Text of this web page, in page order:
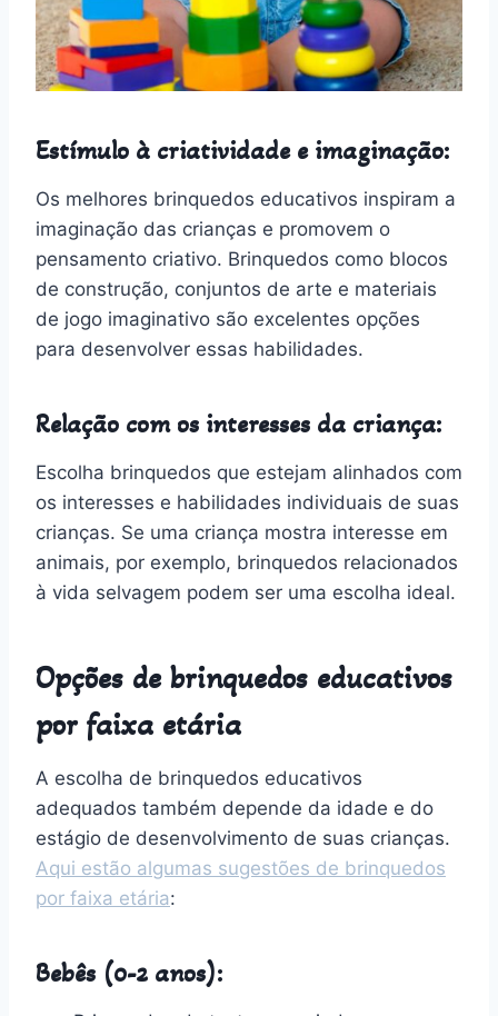
Estímulo à criatividade e imaginação:
Os melhores brinquedos educativos inspiram a
imaginação das crianças e promovem o
pensamento criativo. Brinquedos como blocos
de construção, conjuntos de arte e materiais
de jogo imaginativo são excelentes opções
para desenvolver essas habilidades.
Relação com os interesses da criança:
Escolha brinquedos que estejam alinhados com
os interesses e habilidades individuais de suas
crianças. Se uma criança mostra interesse em
animais, por exemplo, brinquedos relacionados
à vida selvagem podem ser uma escolha ideal.
Opções de brinquedos educativos
por faixa etária
A escolha de brinquedos educativos
adequados também depende da idade e do
estágio de desenvolvimento de suas crianças.
Aqui estão algumas sugestões de brinquedos
por faixa etária:
Bebês (0-2 anos):